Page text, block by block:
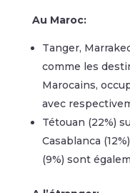
Au Maroc:
Tanger,
comme les
Marocains,
avec
Tétouan (22%)
Casablanca
(9%) sont